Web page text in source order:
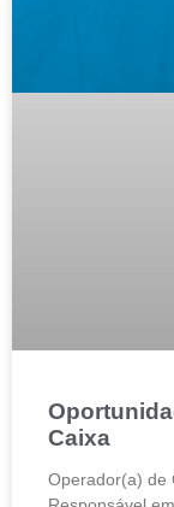
Caixa
Operador(a) de